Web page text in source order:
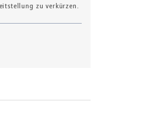
zu verkürzen.